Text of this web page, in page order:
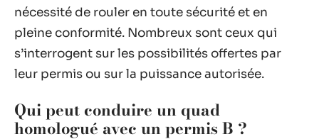
nécessité de rouler en toute sécurité et en
pleine conformité. Nombreux sont ceux qui
s’interrogent sur les possibilités offertes par
leur permis ou sur la puissance autorisée.
Qui peut conduire un quad
homologué avec un permis B ?